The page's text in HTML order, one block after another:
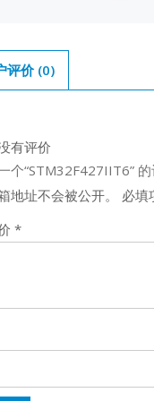
评价 (0)
有评价
个“STM32F427IIT6”
地址不会被公开。
必填
*